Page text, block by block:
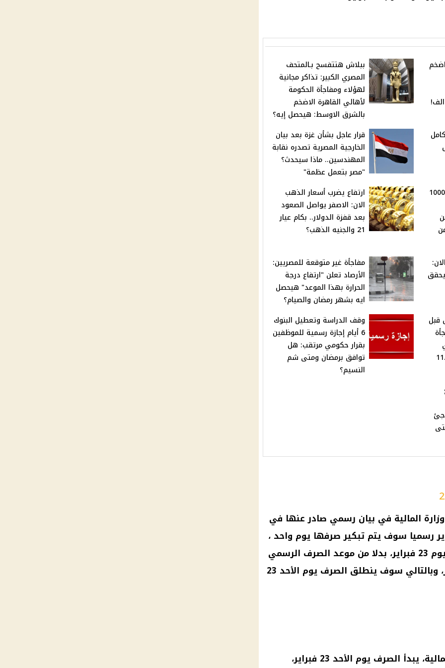
ببلاش هتتفسح بـالمتحف
المصري الكبير: تذاكر مجانية
لهؤلاء ومفاجأة الحكومة
لأهالي القاهرة الاضخم
بالشرق الاوسط: هيحصل إيه؟
قرار عاجل بشأن غزة بعد بيان
الخارجية المصرية تصدره نقابة
المهندسين.. ماذا سيحدث؟
"مصر بتعمل عظمة"
بتوجيهات الرئيس: صرف 1000
ارتفاع يضرب أسعار الذهب
الان: الاصفر يواصل الصعود
بعد قفزة الدولار.. بكام عيار
21 والجنيه الذهب؟
مفاجأة غير متوقعة للمصريين:
الأرصاد تعلن "ارتفاع درجة
الحرارة بهذا الموعد" هيحصل
ايه بشهر رمضان والصيام؟
فرصة لـ11.5
وقف الدراسة وتعطيل البنوك
6 أيام إجازة رسمية للموظفين
بقرار حكومي مرتقب: هل
توافق برمضان ومتى شم
النسيم؟
وزارة المالية في بيان رسمي صادر عنها في
رسميا سوف يتم تبكير صرفها يوم واحد ،
وسيوافق أول يوم صرف رسميا يوم 23 فبراير، بدلا من موعد الصرف الرسمي
الذي يوافق يوم 24 من كل شهر، وبالتالي سوف ينطلق الصرف يوم الأحد 23
، يبدأ الصرف يوم الأحد 23 فبراير،